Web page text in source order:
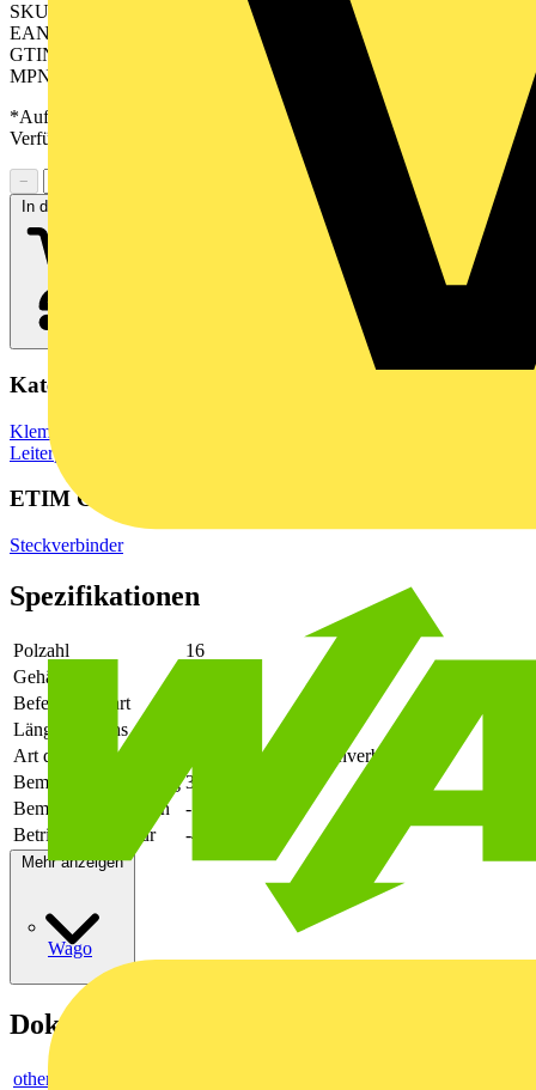
Wago
SKU: 2645320000
EAN: 04050118641653
GTIN: 04050118641653
MPN: CH 5.00/16/90F 3.9SN GN BX
*Auf Anfrage verfügbar - bitte in den Warenkorb legen, um
Verfügbarkeit zu prüfen
−
In den Warenkorb
Kategorien
Klemmen, Steckverbinder & Verbindungselemente
Leiterplattensteckverbinder
ETIM Group
Steckverbinder
Spezifikationen
Polzahl
16
Gehäusefarbe
Befestigungsart
Länge des Pins
Art der Verbindung
flexibler Leiterplattenverbinder
Bemessungsspannung 320
Bemessungsstrom In
-
Betriebstemperatur
-40 - 105
Mehr anzeigen
Dokumente
others